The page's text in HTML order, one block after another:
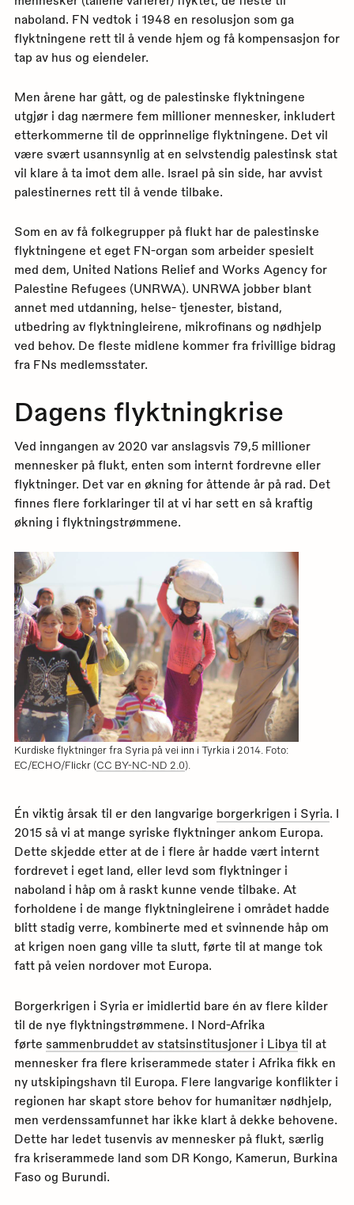
naboland. FN vedtok i 1948 en resolusjon som ga
flyktningene rett til å vende hjem og få kompensasjon for
tap av hus og eiendeler.
Men årene har gått, og de palestinske flyktningene
utgjør i dag nærmere fem millioner mennesker, inkludert
etterkommerne til de opprinnelige flyktningene. Det vil
være svært usannsynlig at en selvstendig palestinsk stat
vil klare å ta imot dem alle. Israel på sin side, har avvist
palestinernes rett til å vende tilbake.
Som en av få folkegrupper på flukt har de palestinske
flyktningene et eget FN-organ som arbeider spesielt
med dem, United Nations Relief and Works Agency for
Palestine Refugees (UNRWA). UNRWA jobber blant
annet med utdanning, helse- tjenester, bistand,
utbedring av flyktningleirene, mikrofinans og nødhjelp
ved behov. De fleste midlene kommer fra frivillige bidrag
fra FNs medlemsstater.
Dagens flyktningkrise
Ved inngangen av 2020 var anslagsvis 79,5 millioner
mennesker på flukt, enten som internt fordrevne eller
flyktninger. Det var en økning for åttende år på rad. Det
finnes flere forklaringer til at vi har sett en så kraftig
økning i flyktningstrømmene.
Kurdiske flyktninger fra Syria på vei inn i Tyrkia i 2014. Foto:
EC/ECHO/Flickr (CC BY-NC-ND 2.0).
Én viktig årsak til er den langvarige borgerkrigen i Syria. I
2015 så vi at mange syriske flyktninger ankom Europa.
Dette skjedde etter at de i flere år hadde vært internt
fordrevet i eget land, eller levd som flyktninger i
naboland i håp om å raskt kunne vende tilbake. At
forholdene i de mange flyktningleirene i området hadde
blitt stadig verre, kombinerte med et svinnende håp om
at krigen noen gang ville ta slutt, førte til at mange tok
fatt på veien nordover mot Europa.
Borgerkrigen i Syria er imidlertid bare én av flere kilder
til de nye flyktningstrømmene. I Nord-Afrika
førte sammenbruddet av statsinstitusjoner i Libyatil at
mennesker fra flere kriserammede stater i Afrika fikk en
ny utskipingshavn til Europa. Flere langvarige konflikter i
regionen har skapt store behov for humanitær nødhjelp,
men verdenssamfunnet har ikke klart å dekke behovene.
Dette har ledet tusenvis av mennesker på flukt, særlig
fra kriserammede land som DR Kongo, Kamerun, Burkina
Faso og Burundi.